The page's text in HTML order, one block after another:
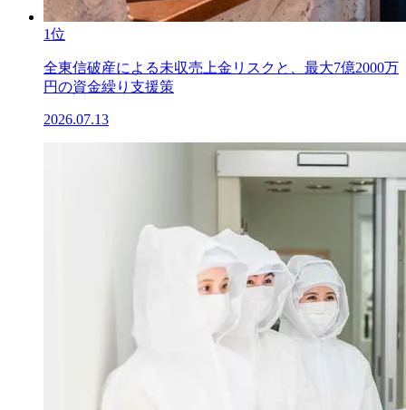
1位
全東信破産による未収売上金リスクと、最大7億2000万
円の資金繰り支援策
2026.07.13